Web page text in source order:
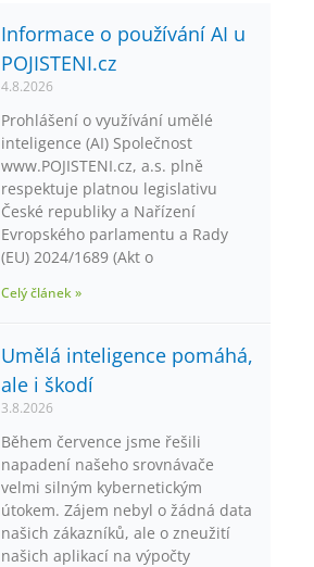
Informace o používání AI u
POJISTENI.cz
4.8.2026
Prohlášení o využívání umělé
inteligence (AI) Společnost
www.POJISTENI.cz, a.s. plně
respektuje platnou legislativu
České republiky a Nařízení
Evropského parlamentu a Rady
(EU) 2024/1689 (Akt o
Celý článek »
Umělá inteligence pomáhá,
ale i škodí
3.8.2026
Během července jsme řešili
napadení našeho srovnávače
velmi silným kybernetickým
útokem. Zájem nebyl o žádná data
našich zákazníků, ale o zneužití
našich aplikací na výpočty